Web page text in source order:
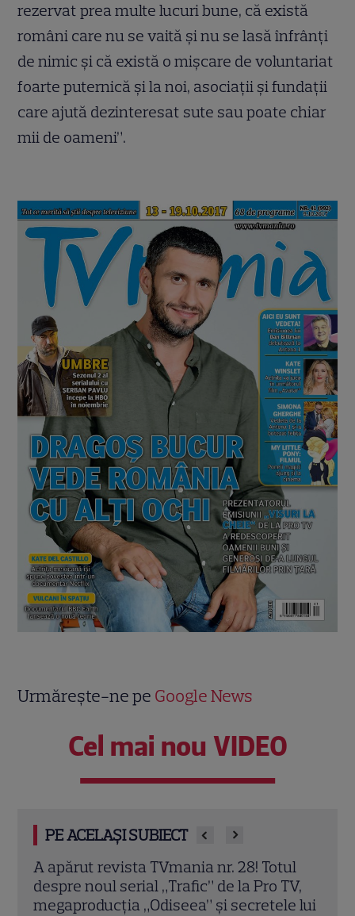
rezervat prea multe lucuri bune, că există
români care nu se vaită și nu se lasă înfrânți
de nimic și că există o mișcare de voluntariat
foarte puternică și la noi, asociații și fundații
care ajută dezinteresat sute sau poate chiar
mii de oameni”.
Urmărește-ne pe Google News
Cel mai nou VIDEO
PE ACELAȘI SUBIECT
A apărut noul număr TVmania! Florin
Răducioiu aduce magia Mondialului pe
coperta noii ediții